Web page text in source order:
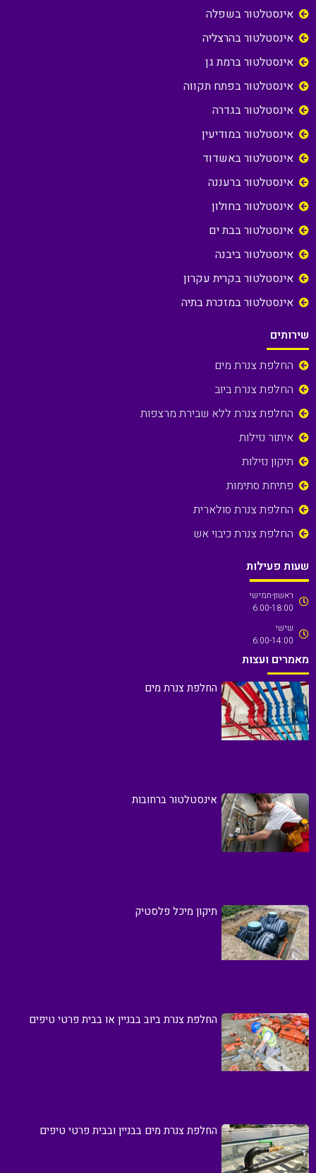
אינסטלטור בשפלה
אינסטלטור בהרצליה
אינסטלטור ברמת גן
אינסטלטור בפתח תקווה
אינסטלטור בגדרה
אינסטלטור במודיעין
אינסטלטור באשדוד
אינסטלטור ברעננה
אינסטלטור בחולון
אינסטלטור בבת ים
אינסטלטור ביבנה
אינסטלטור בקרית עקרון
אינסטלטור במזכרת בתיה
שירותים
החלפת צנרת מים
החלפת צנרת ביוב
החלפת צנרת ללא שבירת מרצפות
איתור נזילות
תיקון נזילות
פתיחת סתימות
החלפת צנרת סולארית
החלפת צנרת כיבוי אש
שעות פעילות
ראשון-חמישי
6:00-18:00
שישי
6:00-14:00
מאמרים ועצות
החלפת צנרת מים
אינסטלטור ברחובות
תיקון מיכל פלסטיק
החלפת צנרת ביוב בבניין או בבית פרטי טיפים
החלפת צנרת מים בבניין ובבית פרטי טיפים